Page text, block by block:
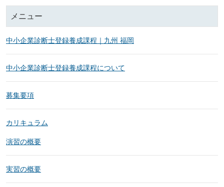
メニュー
中小企業診断士登録養成課程｜九州 福岡
中小企業診断士登録養成課程について
募集要項
カリキュラム
演習の概要
実習の概要